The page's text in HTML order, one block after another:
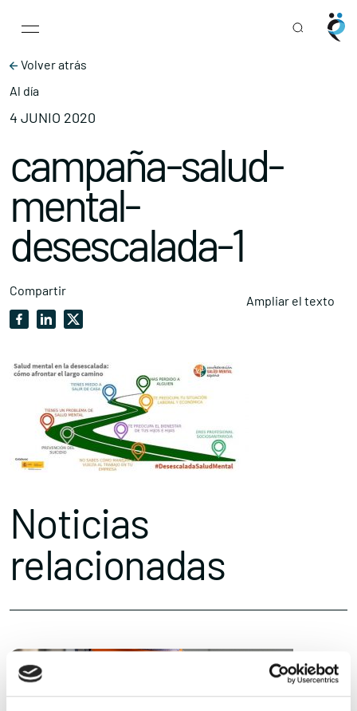
Main Navigation
Volver atrás
Al día
4 JUNIO 2020
campaña-salud-
mental-
desescalada-1
Compartir
Ampliar el texto
Noticias
relacionadas